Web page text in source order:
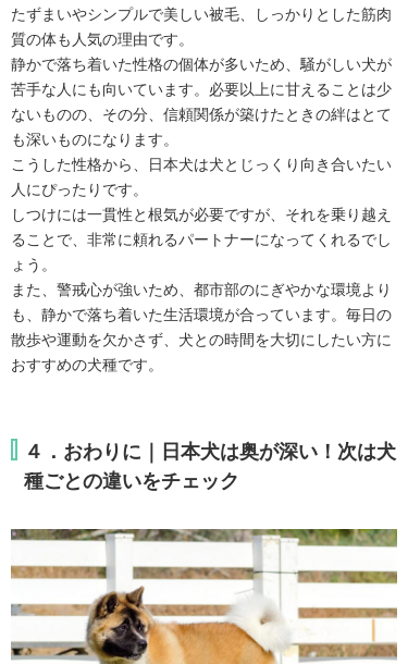
たずまいやシンプルで美しい被毛、しっかりとした筋肉
質の体も人気の理由です。
静かで落ち着いた性格の個体が多いため、騒がしい犬が
苦手な人にも向いています。必要以上に甘えることは少
ないものの、その分、信頼関係が築けたときの絆はとて
も深いものになります。
こうした性格から、日本犬は犬とじっくり向き合いたい
人にぴったりです。
しつけには一貫性と根気が必要ですが、それを乗り越え
ることで、非常に頼れるパートナーになってくれるでし
ょう。
また、警戒心が強いため、都市部のにぎやかな環境より
も、静かで落ち着いた生活環境が合っています。毎日の
散歩や運動を欠かさず、犬との時間を大切にしたい方に
おすすめの犬種です。
４．おわりに｜日本犬は奥が深い！次は犬
種ごとの違いをチェック